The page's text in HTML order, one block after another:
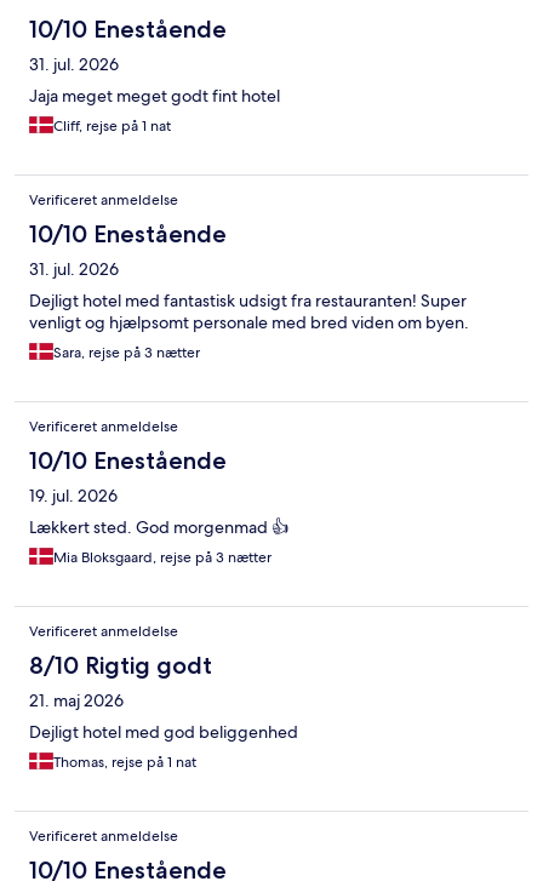
10/10 Enestående
31. jul. 2026
Jaja meget meget godt fint hotel
Cliff, rejse på 1 nat
Verificeret anmeldelse
10/10 Enestående
31. jul. 2026
Dejligt hotel med fantastisk udsigt fra restauranten! Super
venligt og hjælpsomt personale med bred viden om byen.
Sara, rejse på 3 nætter
Verificeret anmeldelse
10/10 Enestående
19. jul. 2026
Lækkert sted. God morgenmad 👍
Mia Bloksgaard, rejse på 3 nætter
Verificeret anmeldelse
8/10 Rigtig godt
21. maj 2026
Dejligt hotel med god beliggenhed
Thomas, rejse på 1 nat
Verificeret anmeldelse
10/10 Enestående